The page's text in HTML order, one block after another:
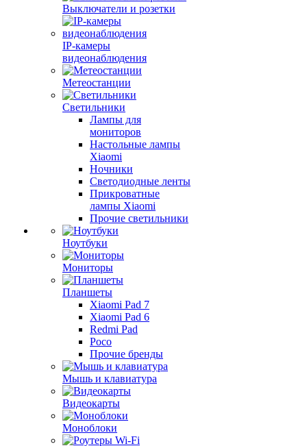
Выключатели и розетки
IP-камеры
видеонаблюдения
Метеостанции
Светильники
Лампы для
мониторов
Настольные лампы
Xiaomi
Ночники
Светодиодные ленты
Прикроватные
лампы Xiaomi
Прочие светильники
Ноутбуки
Мониторы
Планшеты
Xiaomi Pad 7
Xiaomi Pad 6
Redmi Pad
Poco
Прочие бренды
Мышь и клавиатура
Видеокарты
Моноблоки